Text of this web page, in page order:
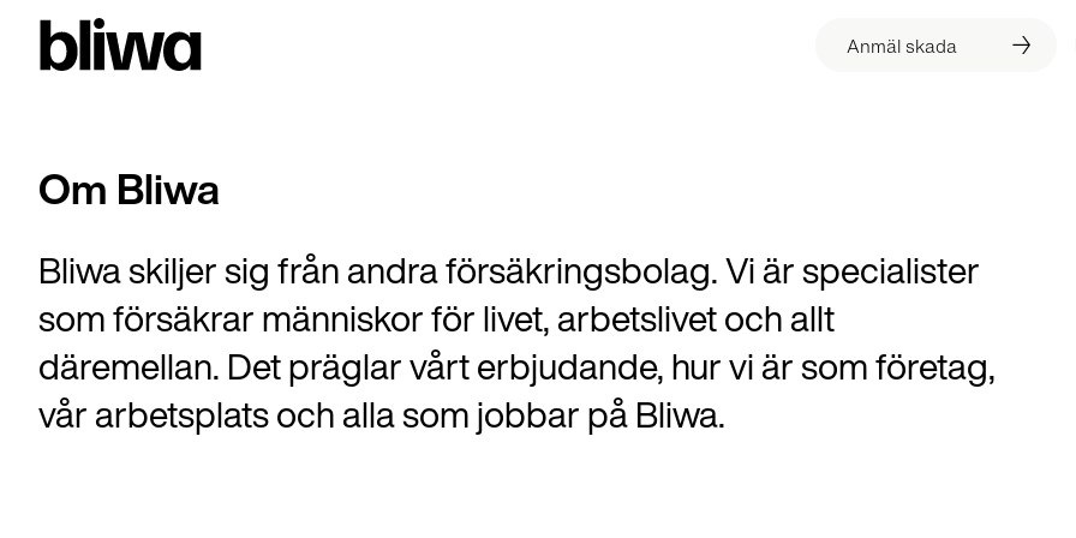
Anmäl skada
Om Bliwa
Bliwa skiljer sig från andra försäkringsbolag. Vi är specialister
som försäkrar människor för livet, arbetslivet och allt
däremellan. Det präglar vårt erbjudande, hur vi är som företag,
vår arbetsplats och alla som jobbar på Bliwa.